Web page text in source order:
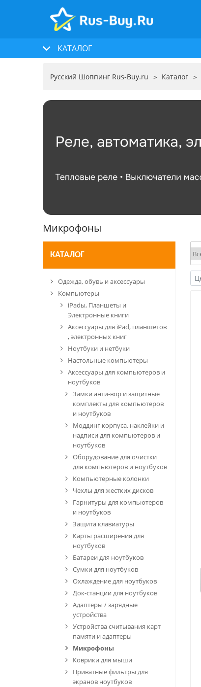
КАТАЛОГ
Русский Шоппинг Rus-Buy.ru Каталог
Микрофоны
КАТАЛОГ
Одежда, обувь и аксессуары
Компьютеры
iPadы, Планшеты и
Электронные книги
Аксессуары для iPad, планшетов
, электронных книг
Ноутбуки и нетбуки
Настольные компьютеры
Аксессуары для компьютеров и
ноутбуков
Замки анти-вор и защитные
комплекты для компьютеров
и ноутбуков
Моддинг корпуса, наклейки и
надписи для компьютеров и
ноутбуков
Оборудование для очистки
для компьютеров и ноутбуков
Компьютерные колонки
Чехлы для жестких дисков
Гарнитуры для компьютеров
и ноутбуков
Защита клавиатуры
Карты расширения для
ноутбуков
Батареи для ноутбуков
Сумки для ноутбуков
Охлаждение для ноутбуков
Док-станции для ноутбуков
Адаптеры / зарядные
устройства
Устройства считывания карт
памяти и адаптеры
Микрофоны
Коврики для мыши
Приватные фильтры для
экранов ноутбуков